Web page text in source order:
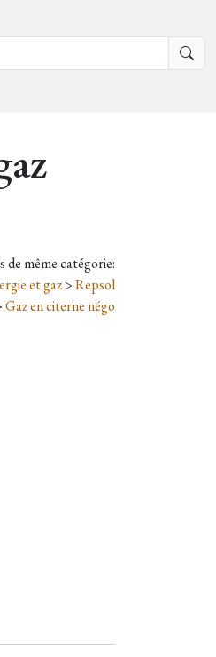
de même catégorie:
et gaz>Repsol
Gaz en citerne négo